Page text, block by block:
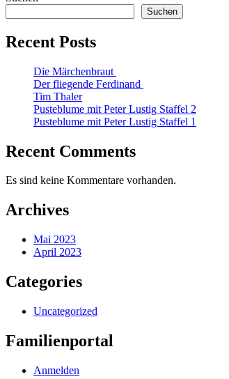
Suchen
Recent Posts
Die Märchenbraut
Der fliegende Ferdinand
Tim Thaler
Pusteblume mit Peter Lustig Staffel 2
Pusteblume mit Peter Lustig Staffel 1
Recent Comments
Es sind keine Kommentare vorhanden.
Archives
Mai 2023
April 2023
Categories
Uncategorized
Familienportal
Anmelden